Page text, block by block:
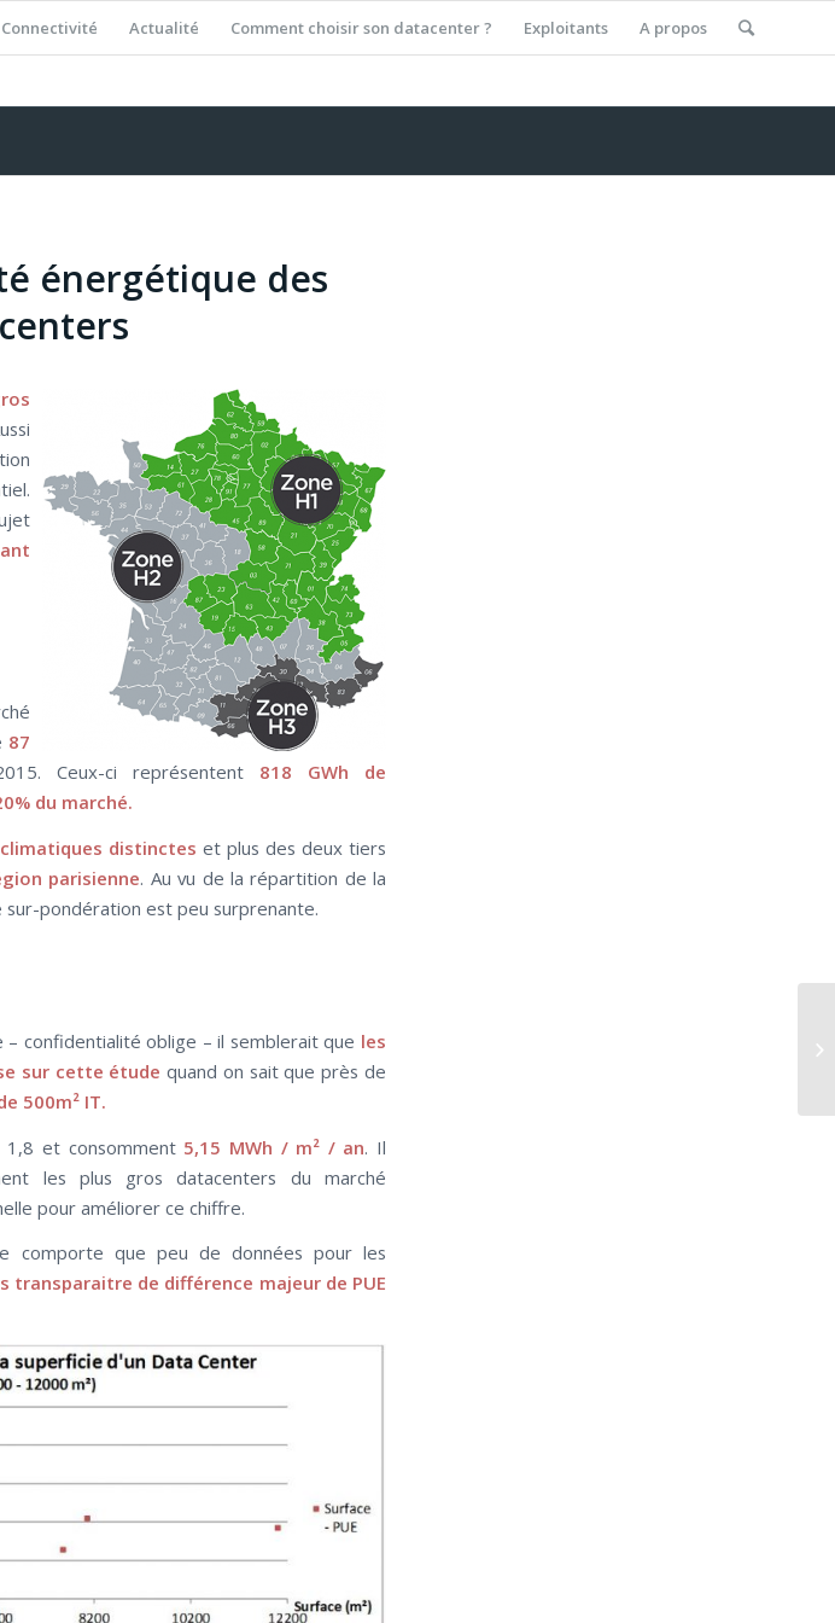
Connectivité Actualité Comment choisir son datacenter ? Exploitants A propos
énergétique des
87
Ceux-ci représentent 818 GWh de
du marché.
distinctes et plus des deux tiers
parisienne. Au vu de la répartition de la
pondération est peu surprenante.
– confidentialité oblige – il semblerait que les
sur cette étude quand on sait que près de
500m² IT.
1,8 et consomment 5,15 MWh / m² / an. Il
les plus gros datacenters du marché
pour améliorer ce chiffre.
comporte que peu de données pour les
transparaitre de différence majeur de PUE